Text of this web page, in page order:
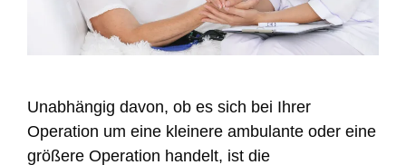
Unabhängig davon, ob es sich bei Ihrer
Operation um eine kleinere ambulante oder eine
größere Operation handelt, ist die